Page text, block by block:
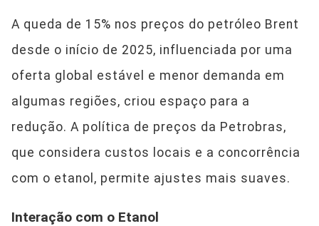
A queda de 15% nos preços do petróleo Brent
desde o início de 2025, influenciada por uma
oferta global estável e menor demanda em
algumas regiões, criou espaço para a
redução. A política de preços da Petrobras,
que considera custos locais e a concorrência
com o etanol, permite ajustes mais suaves.
Interação com o Etanol